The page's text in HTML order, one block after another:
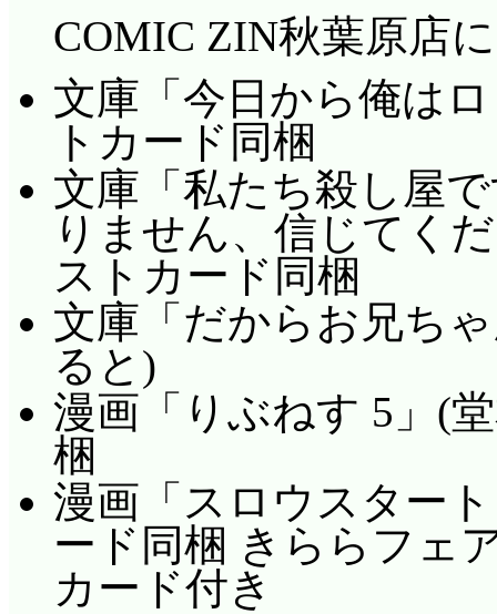
COMIC ZIN秋葉原店
文庫「今日から俺は
トカード同梱
文庫「私たち殺し屋
りません、信じてく
ストカード同梱
文庫「だからお兄ち
ると)
漫画「りぶねす 5」(
梱
漫画「スロウスター
ード同梱 きららフェ
カード付き